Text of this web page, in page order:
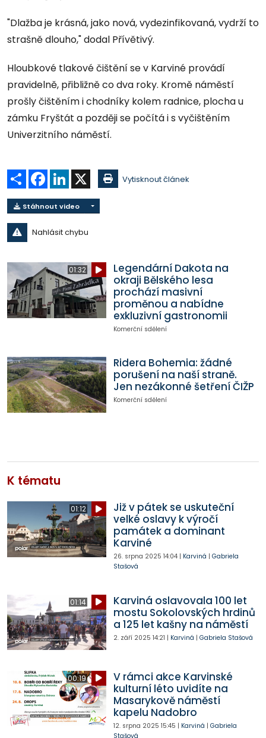
"Dlažba je krásná, jako nová, vydezinfikovaná, vydrží to
strašně dlouho," dodal Přívětivý.
Hloubkové tlakové čištění se v Karviné provádí
pravidelně, přibližně co dva roky. Kromě náměstí
prošly čištěním i chodníky kolem radnice, plocha u
zámku Fryštát a později se počítá i s vyčištěním
Univerzitního náměstí.
Sdílet Facebook
LinkedIn Vytisknout článek
Stáhnout video
Nahlásit chybu
01:32
Legendární Dakota na
okraji Bělského lesa
prochází masivní
proměnou a nabídne
exkluzivní gastronomii
Komerční sdělení
Ridera Bohemia: žádné
porušení na naší straně.
Jen nezákonné šetření ČIŽP
Komerční sdělení
K tématu
01:12
Již v pátek se uskuteční
velké oslavy k výročí
památek a dominant
Karviné
26. srpna 2025 14:04| Karviná | Gabriela
Stašová
01:14
Karviná oslavovala 100 let
mostu Sokolovských hrdinů
a 125 let kašny na náměstí
2. září 2025 14:21 | Karviná | Gabriela Stašová
00:19
V rámci akce Karvinské
kulturní léto uvidíte na
Masarykově náměstí
kapelu Nadobro
12. srpna 2025 15:45 | Karviná | Gabriela
Stašová